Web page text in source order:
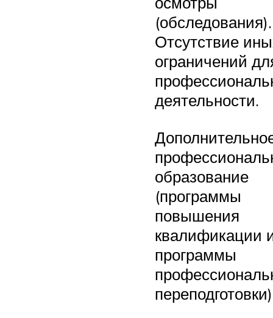
(обследования).
Отсутствие
ограничений
деятельности.
образование
(программы
повышения
квалификации
программы